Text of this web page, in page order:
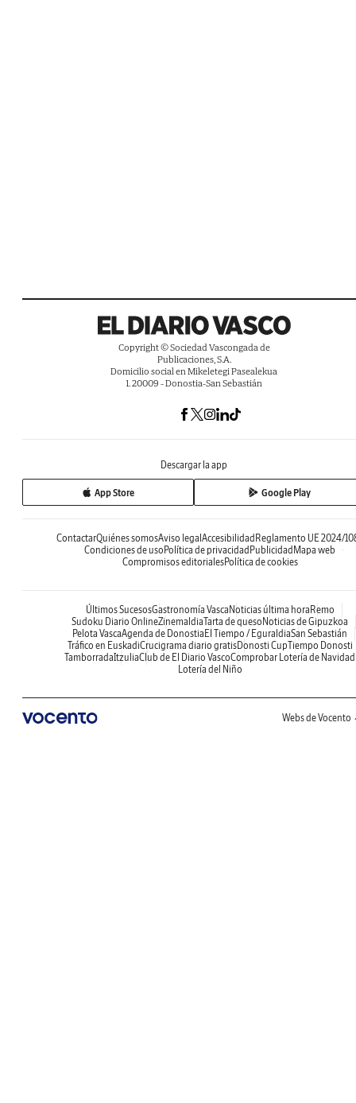
Copyright © Sociedad Vascongada de
Publicaciones, S.A.
Domicilio social en Mikeletegi Pasealekua
1. 20009 - Donostia-San Sebastián
Descargar la app
App Store Google Play
ContactarQuiénes somosAviso legal Accesibilidad Reglamento UE 2024/
Condiciones de uso Política de privacidad Publicidad Mapa web
Compromisos editorialesPolítica de cookies
Últimos SucesosGastronomía Vasca Noticias última hora Remo
Sudoku Diario OnlineZinemaldiaTarta de queso Noticias de Gipuzkoa
Pelota VascaAgenda de Donostia El Tiempo / EguraldiaSan Sebastián
Tráfico en EuskadiCrucigrama diario gratisDonosti CupTiempo Donosti
TamborradaItzuliaClub de El Diario VascoComprobar Lotería de Navidad
Lotería del Niño
Webs de Vocento